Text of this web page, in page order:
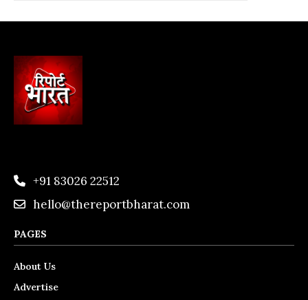
+91 83026 22512
hello@thereportbharat.com
PAGES
About Us
Advertise